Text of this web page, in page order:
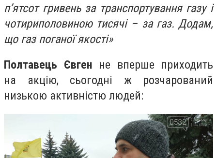
п’ятсот гривень за транспортування газу і
чотириполовиною тисячі – за газ. Додам,
що газ поганої якості»
Полтавець Євген не вперше приходить
на акцію, сьогодні ж розчарований
низькою активністю людей: